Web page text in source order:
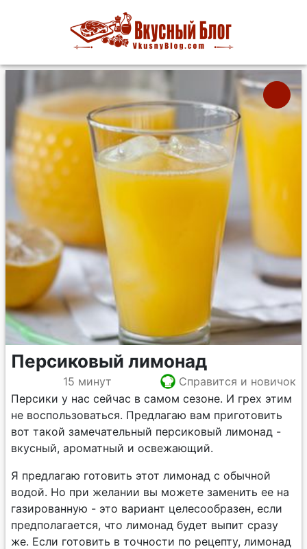
Персиковый лимонад
15 минут
Справится и новичок
Персики у нас сейчас в самом сезоне. И грех этим
не воспользоваться. Предлагаю вам приготовить
вот такой замечательный персиковый лимонад -
вкусный, ароматный и освежающий.
Я предлагаю готовить этот лимонад с обычной
водой. Но при желании вы можете заменить ее на
газированную - это вариант целесообразен, если
предполагается, что лимонад будет выпит сразу
же. Если готовить в точности по рецепту, лимонад